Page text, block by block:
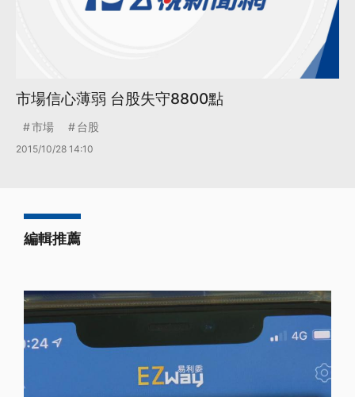
市場信心薄弱 台股失守8800點
市場 台股
2015/10/28 14:10
編輯推薦